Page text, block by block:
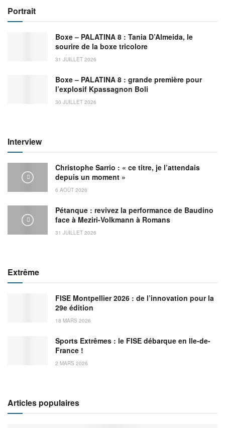
Portrait
Boxe – PALATINA 8 : Tania D’Almeida, le
sourire de la boxe tricolore
31 JUILLET 2026
Boxe – PALATINA 8 : grande première pour
l’explosif Kpassagnon Boli
30 JUILLET 2026
Interview
Christophe Sarrio : « ce titre, je l’attendais
depuis un moment »
6 AOÛT 2026
Pétanque : revivez la performance de Baudino
face à Meziri-Volkmann à Romans
31 JUILLET 2026
Extrême
FISE Montpellier 2026 : de l’innovation pour la
29e édition
18 MARS 2026
Sports Extrêmes : le FISE débarque en Ile-de-
France !
2 MARS 2026
Articles populaires